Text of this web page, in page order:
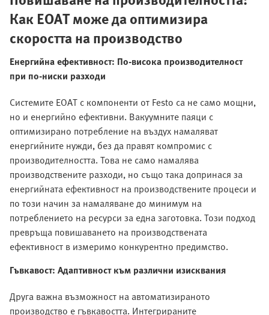
Как EOAT може да оптимизира
скоростта на производство
Енергийна ефективност: По-висока производителност
при по-ниски разходи
Системите EOAT с компоненти от Festo са не само мощни,
но и енергийно ефективни. Вакуумните паяци с
оптимизирано потребление на въздух намаляват
енергийните нужди, без да правят компромис с
производителността. Това не само намалява
производствените разходи, но също така допринася за
енергийната ефективност на производствените процеси и
по този начин за намаляване до минимум на
потреблението на ресурси за една заготовка. Този подход
превръща повишаването на производствената
ефективност в измеримо конкурентно предимство.
Гъвкавост: Адаптивност към различни изисквания
Друга важна възможност на автоматизираното
производство е гъвкавостта. Интегрираните